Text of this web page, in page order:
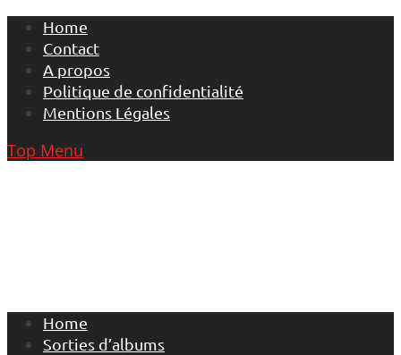
Skip
content
Home
Contact
A propos
Politique de confidentialité
Mentions Légales
Top Menu
Home
Sorties d’albums